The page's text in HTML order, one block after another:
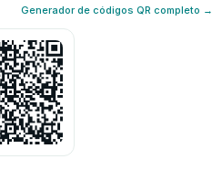
Generador de códigos QR completo →